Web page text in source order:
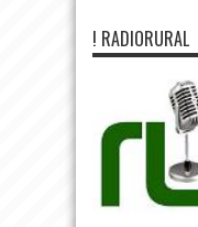
! RADIORURAL